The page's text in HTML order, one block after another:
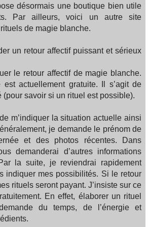
désormais une boutique bien utile
Par ailleurs, voici un autre site
de magie blanche.
un retour affectif puissant et sérieux
le retour affectif de magie blanche.
est actuellement gratuite. Il s’agit de
(pour savoir si un rituel est possible).
m’indiquer la situation actuelle ainsi
je demande le prénom de
et des photos récentes. Dans
demanderai d’autres informations
la suite, je reviendrai rapidement
indiquer mes possibilités. Si le retour
rituels seront payant. J’insiste sur ce
En effet, élaborer un rituel
du temps, de l’énergie et